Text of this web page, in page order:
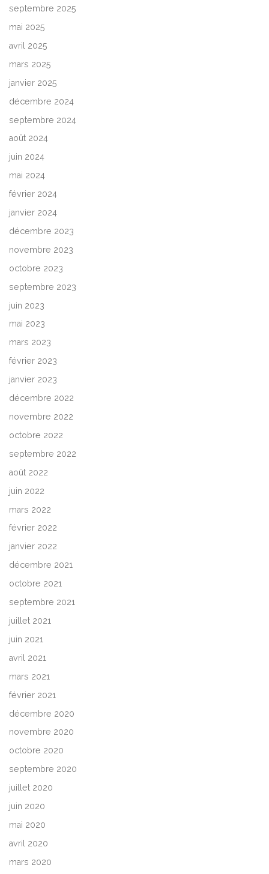
septembre 2025
mai 2025
avril 2025
mars 2025
janvier 2025
décembre 2024
septembre 2024
août 2024
juin 2024
mai 2024
février 2024
janvier 2024
décembre 2023
novembre 2023
octobre 2023
septembre 2023
juin 2023
mai 2023
mars 2023
février 2023
janvier 2023
décembre 2022
novembre 2022
octobre 2022
septembre 2022
août 2022
juin 2022
mars 2022
février 2022
janvier 2022
décembre 2021
octobre 2021
septembre 2021
juillet 2021
juin 2021
avril 2021
mars 2021
février 2021
décembre 2020
novembre 2020
octobre 2020
septembre 2020
juillet 2020
juin 2020
mai 2020
avril 2020
mars 2020